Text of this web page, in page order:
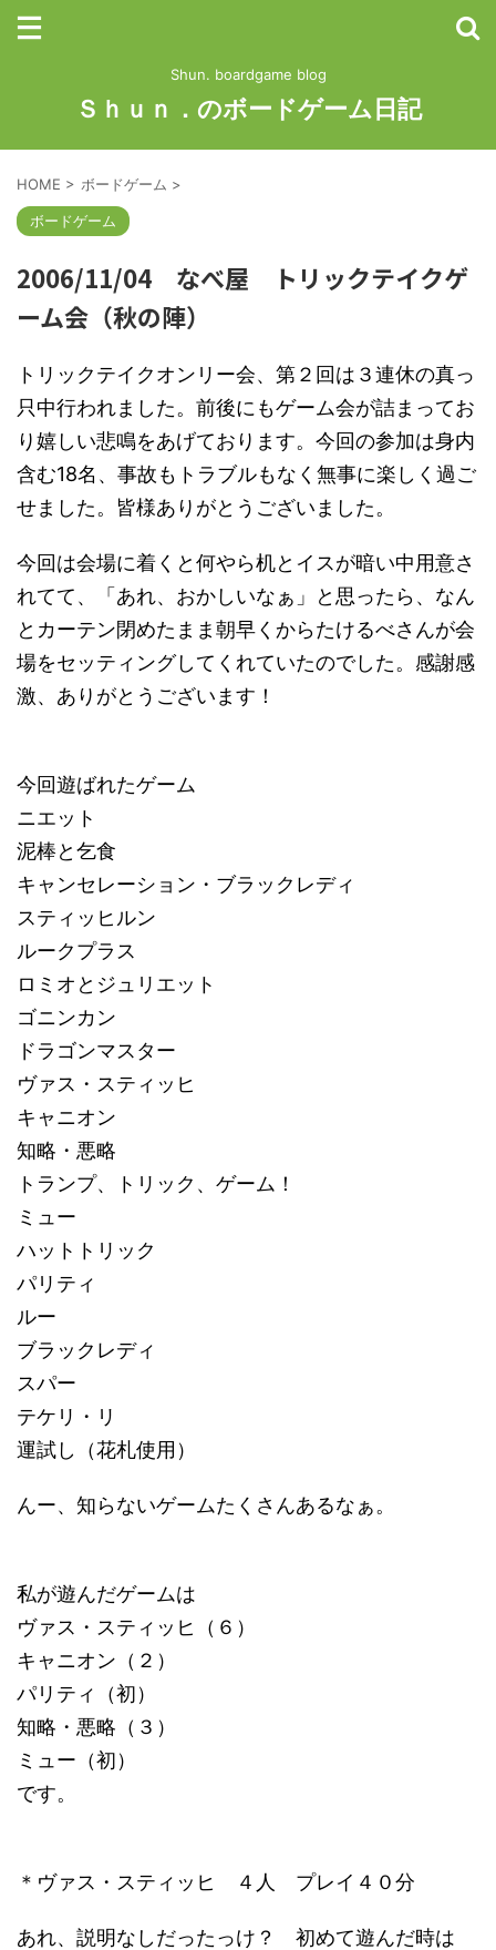
Shun. boardgame blog
Ｓｈｕｎ．のボードゲーム日記
HOME > ボードゲーム >
ボードゲーム
2006/11/04 なべ屋 トリックテイクゲ
ーム会（秋の陣）
トリックテイクオンリー会、第２回は３連休の真っ
只中行われました。前後にもゲーム会が詰まってお
り嬉しい悲鳴をあげております。今回の参加は身内
含む18名、事故もトラブルもなく無事に楽しく過ご
せました。皆様ありがとうございました。
今回は会場に着くと何やら机とイスが暗い中用意さ
れてて、「あれ、おかしいなぁ」と思ったら、なん
とカーテン閉めたまま朝早くからたけるべさんが会
場をセッティングしてくれていたのでした。感謝感
激、ありがとうございます！
今回遊ばれたゲーム
ニエット
泥棒と乞食
キャンセレーション・ブラックレディ
スティッヒルン
ルークプラス
ロミオとジュリエット
ゴニンカン
ドラゴンマスター
ヴァス・スティッヒ
キャニオン
知略・悪略
トランプ、トリック、ゲーム！
ミュー
ハットトリック
パリティ
ルー
ブラックレディ
スパー
テケリ・リ
運試し（花札使用）
んー、知らないゲームたくさんあるなぁ。
私が遊んだゲームは
ヴァス・スティッヒ（６）
キャニオン（２）
パリティ（初）
知略・悪略（３）
ミュー（初）
です。
＊ヴァス・スティッヒ ４人 プレイ４０分
あれ、説明なしだったっけ？ 初めて遊んだ時は